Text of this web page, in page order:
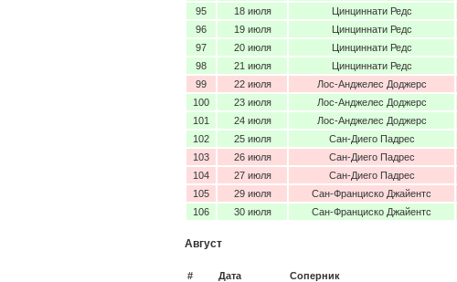
95
18 июля Цинциннати Редс
96
19 июля Цинциннати Редс
97
20 июля Цинциннати Редс
98
21 июля Цинциннати Редс
99
22 июля Лос-Анджелес Доджерс
100
23 июля Лос-Анджелес Доджерс
101
24 июля Лос-Анджелес Доджерс
102
25 июля Сан-Диего Падрес
103
26 июля Сан-Диего Падрес
104
27 июля Сан-Диего Падрес
105
29 июля Сан-Франциско Джайентс
106
30 июля Сан-Франциско Джайентс
Август
# Дата Соперник